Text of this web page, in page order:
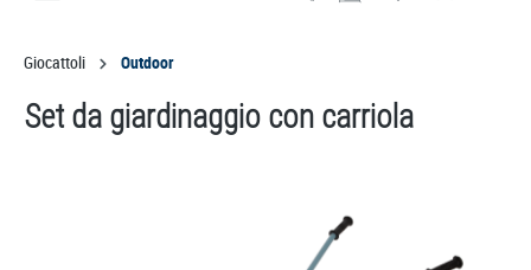
Giocattoli Outdoor
Set da giardinaggio con carriola